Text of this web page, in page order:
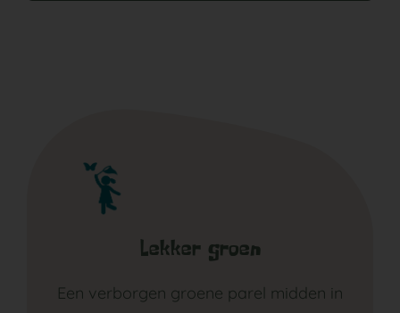
Lekker groen
Een verborgen groene parel midden in